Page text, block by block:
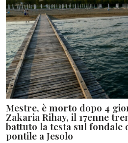
Mestre, è morto dopo 4
Zakaria Rihay, il 17enne
battuto la testa sul fondale
pontile a Jesolo